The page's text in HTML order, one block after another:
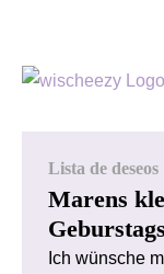
Lista de deseos
Marens
Ich wünsche